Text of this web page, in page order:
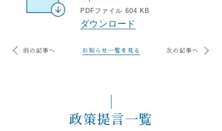
PDFファイル 604 KB
ダウンロード
前の記事へ お知らせ一覧を見る 次の記事へ
政策提言一覧